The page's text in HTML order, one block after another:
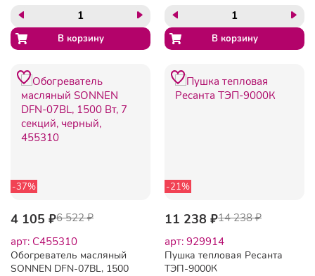
455311
-37%
4 105 ₽6 522 ₽
арт: C455310
Обогреватель масляный
SONNEN DFN-07BL, 1500
-21%
11 238 ₽14 238 ₽
арт: 929914
Пушка тепловая Ресанта
ТЭП-9000К